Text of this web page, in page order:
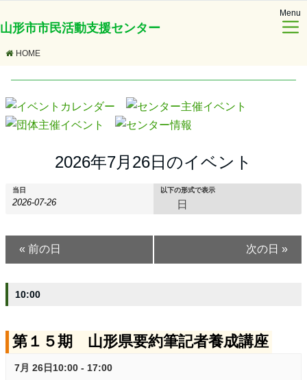
山形市市民活動支援センター
Menu
HOME
2026年7月26日のイベント
イ
ベ
ン
S
e
イ
i
以下の形式で表示
日
ト
e
当日
« 前の日 次の日 »
10:00
第１５期 山形県要約筆記者養成講座
7月 26日10:00 - 17:00